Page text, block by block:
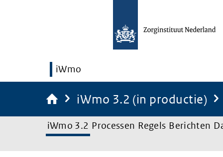
iWmo
iWmo 3.2 (in productie)
iWmo 3.2 Processen Regels Berichten